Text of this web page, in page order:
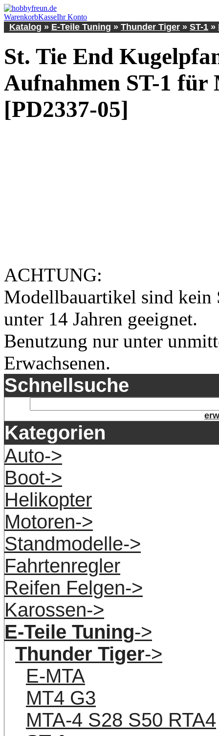
WarenkorbKasseIhr Konto
Katalog » E-Teile Tuning » Thunder Tiger » ST-1 »
St. Tie End
Aufnahmen ST-1 für
[PD2337-05]
ACHTUNG:
Modellbauartikel sind
unter 14 Jahren geeignet.
Benutzung nur unter
Erwachsenen.
Schnellsuche
Kategorien
Auto->
Boot->
Helikopter
Motoren->
Standmodelle->
Fahrtenregler
Reifen Felgen->
Karossen->
E-Teile Tuning->
Thunder Tiger->
E-MTA
MT4 G3
MTA-4 S28 S50 RTA4